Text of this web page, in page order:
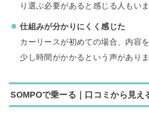
り選ぶ必要があると感じる人もいま
仕組みが分かりにくく感じた
カーリースが初めての場合、内容
少し時間がかかるという声がありま
SOMPOで乗ーる ｜ 口コミから見え